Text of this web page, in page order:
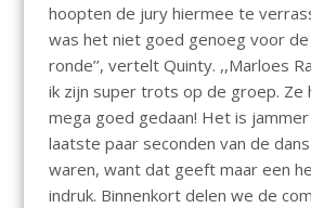
hoopten de jury hiermee te
was het niet goed genoeg voor
ronde’’, vertelt Quinty. ,,Marloes
ik zijn super trots op de groep. Ze
mega goed gedaan! Het is
laatste paar seconden van de
waren, want dat geeft maar een
indruk. Binnenkort delen we de